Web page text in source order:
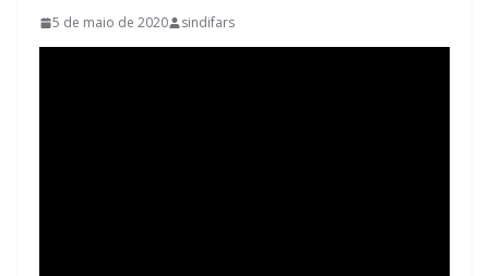
5 de maio de 2020 sindifars